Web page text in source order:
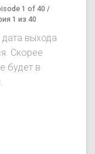
1 of 40 /
1 из 40
дата выхода
Скорее
будет в